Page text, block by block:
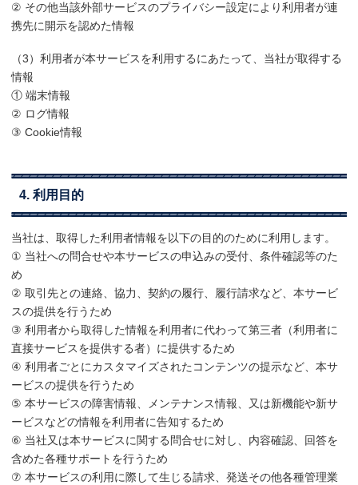
② その他当該外部サービスのプライバシー設定により利用者が連
携先に開示を認めた情報
（3）利用者が本サービスを利用するにあたって、当社が取得する
情報
① 端末情報
② ログ情報
③ Cookie情報
4. 利用目的
当社は、取得した利用者情報を以下の目的のために利用します。
① 当社への問合せや本サービスの申込みの受付、条件確認等のた
め
② 取引先との連絡、協力、契約の履行、履行請求など、本サービ
スの提供を行うため
③ 利用者から取得した情報を利用者に代わって第三者（利用者に
直接サービスを提供する者）に提供するため
④ 利用者ごとにカスタマイズされたコンテンツの提示など、本サ
ービスの提供を行うため
⑤ 本サービスの障害情報、メンテナンス情報、又は新機能や新サ
ービスなどの情報を利用者に告知するため
⑥ 当社又は本サービスに関する問合せに対し、内容確認、回答を
含めた各種サポートを行うため
⑦ 本サービスの利用に際して生じる請求、発送その他各種管理業